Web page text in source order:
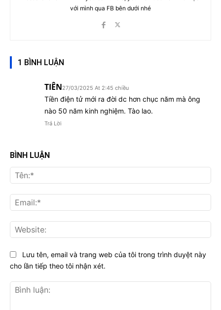
với mình qua FB bên dưới nhé
1 BÌNH LUẬN
TIÊN27/03/2025 At 2:45 chiều
Tiền điện tử mới ra đời dc hơn chục năm mà ông
nào 50 năm kinh nghiệm. Tào lao.
Trả Lời
BÌNH LUẬN
Lưu tên, email và trang web của tôi trong trình duyệt này
cho lần tiếp theo tôi nhận xét.